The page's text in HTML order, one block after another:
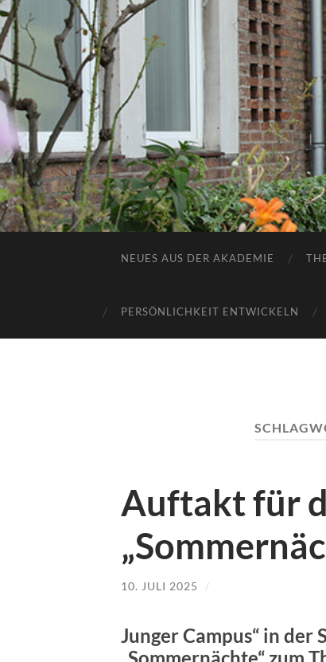
NEUES AUS DER AKADEMIE
PERSÖNLICHKEIT ENTWICKELN
Auftakt für
10. JULI 2025 /
Junger Campus“ in